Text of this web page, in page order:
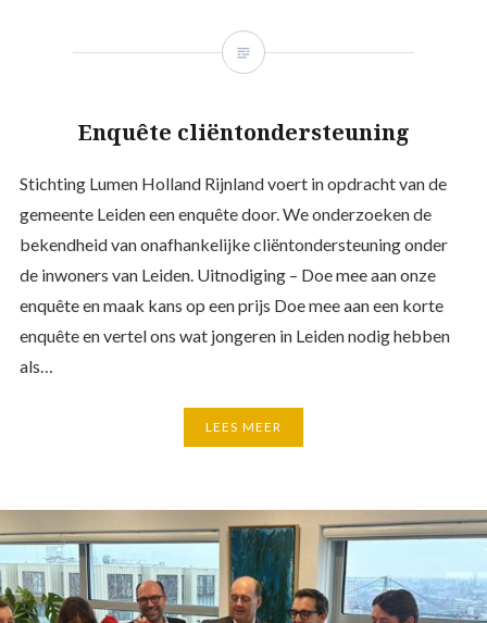
Enquête cliëntondersteuning
Stichting Lumen Holland Rijnland voert in opdracht van de
gemeente Leiden een enquête door. We onderzoeken de
bekendheid van onafhankelijke cliëntondersteuning onder
de inwoners van Leiden. Uitnodiging – Doe mee aan onze
enquête en maak kans op een prijs Doe mee aan een korte
enquête en vertel ons wat jongeren in Leiden nodig hebben
als…
LEES MEER